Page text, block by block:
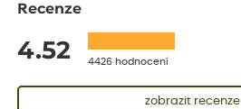
Recenze
4.52 4426 hodnocení
zobrazit recenze